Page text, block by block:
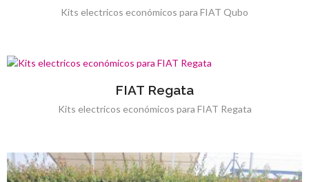
Kits electricos económicos para FIAT Qubo
FIAT Regata
Kits electricos económicos para FIAT Regata